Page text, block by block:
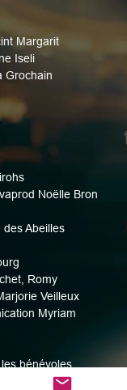
Margarit
Iseli
Grochain
Noëlle Bron
Abeilles
Romy
Veilleux
Myriam
bénévoles